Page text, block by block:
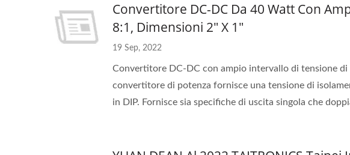
Convertitore DC-DC Da 40 Watt Con
8:1, Dimensioni 2" X 1"
19 Sep, 2022
Convertitore DC-DC con ampio intervallo di tensione
convertitore di potenza fornisce una tensione di
in DIP. Fornisce sia specifiche di uscita singola che